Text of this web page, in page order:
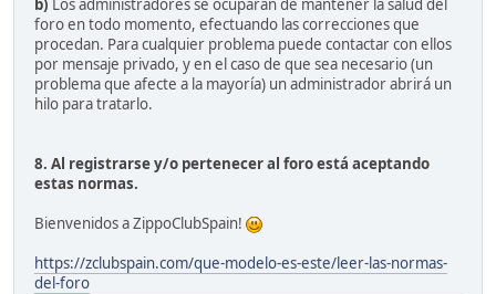
foro en todo momento, efectuando las correcciones que
procedan. Para cualquier problema puede contactar con ellos
por mensaje privado, y en el caso de que sea necesario (un
problema que afecte a la mayoría) un administrador abrirá un
hilo para tratarlo.
8. Al registrarse y/o pertenecer al foro está aceptando
estas normas.
Bienvenidos a ZippoClubSpain!
https://zclubspain.com/que-modelo-es-este/leer-las-normas-
del-foro